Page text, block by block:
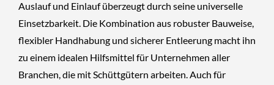
Auslauf und Einlauf überzeugt durch seine universelle
Einsetzbarkeit. Die Kombination aus robuster Bauweise,
flexibler Handhabung und sicherer Entleerung macht ihn
zu einem idealen Hilfsmittel für Unternehmen aller
Branchen, die mit Schüttgütern arbeiten. Auch für